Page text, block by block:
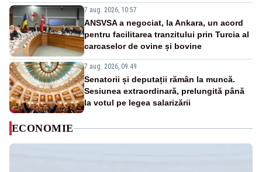
7 aug. 2026, 10:57
ANSVSA a negociat, la Ankara, un acord
pentru facilitarea tranzitului prin Turcia al
carcaselor de ovine și bovine
7 aug. 2026, 09:49
Senatorii și deputații rămân la muncă.
Sesiunea extraordinară, prelungită până
la votul pe legea salarizării
ECONOMIE